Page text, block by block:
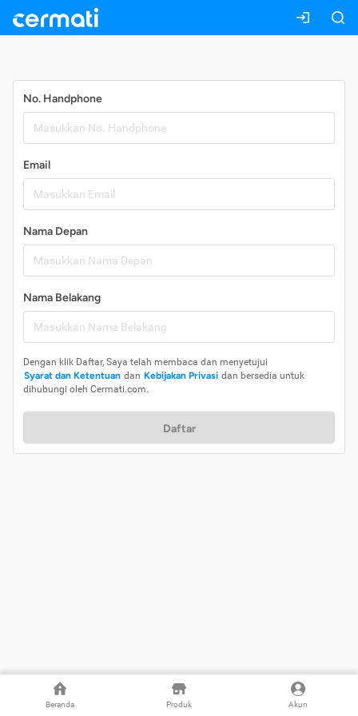
Beranda Produk Akun
No. Handphone
Email
Nama Depan
Nama Belakang
Dengan klik Daftar, Saya telah membaca dan menyetujui
Syarat dan Ketentuan dan Kebijakan Privasi dan bersedia untuk
dihubungi oleh Cermati.com.
Daftar